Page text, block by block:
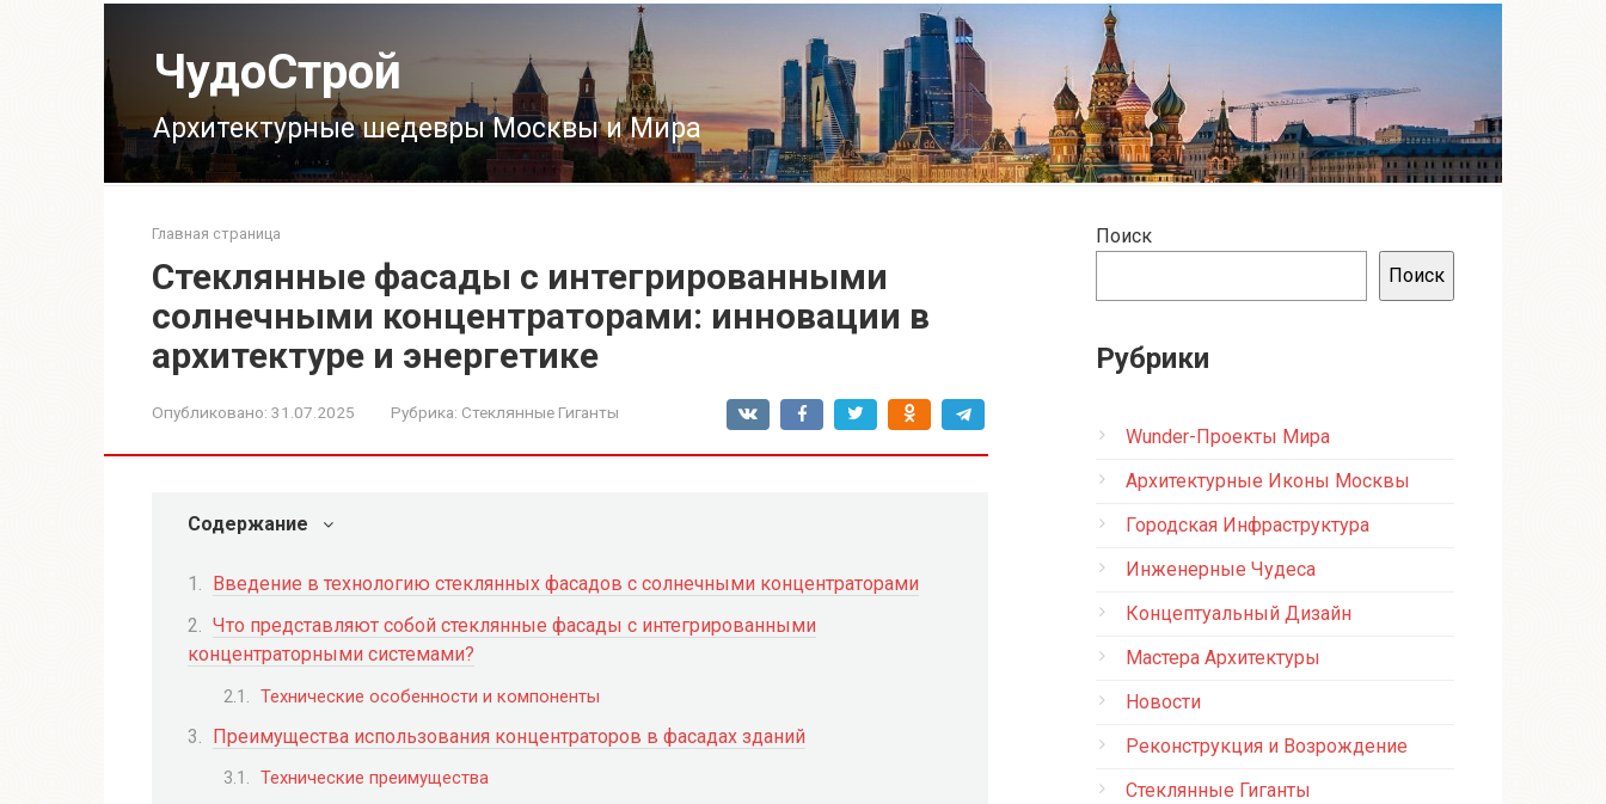
ЧудоСтрой
Архитектурные шедевры Москвы и Мира
Главная страница
Стеклянные фасады с интегрированными
солнечными концентраторами: инновации в
архитектуре и энергетике
Опубликовано: 31.07.2025 Рубрика: Стеклянные Гиганты
Содержание
Введение в технологию стеклянных фасадов с солнечными концентраторами
Что представляют собой стеклянные фасады с интегрированными
концентраторными системами?
Технические особенности и компоненты
Преимущества использования концентраторов в фасадах зданий
Технические преимущества
Поиск
Поиск
Рубрики
Wunder-Проекты Мира
Архитектурные Иконы Москвы
Городская Инфраструктура
Инженерные Чудеса
Концептуальный Дизайн
Мастера Архитектуры
Новости
Реконструкция и Возрождение
Стеклянные Гиганты